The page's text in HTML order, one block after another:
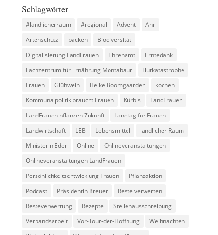
Schlagwörter
#ländlicherraum #regional Advent
Ahr
Artenschutz
backen
Biodiversität
Digitalisierung LandFrauen
Ehrenamt
Erntedank
Fachzentrum für Ernährung Montabaur
Flutkatastrophe
Frauen
Glühwein Heike Boomgaarden
kochen
Kommunalpolitik braucht Frauen
Kürbis
LandFrauen
LandFrauen pflanzen Zukunft
Landtag für Frauen
Landwirtschaft
LEB Lebensmittel
ländlicher Raum
Ministerin Eder
Online
Onlineveranstaltungen
Onlineveranstaltungen LandFrauen
Persönlichkeitsentwicklung Frauen
Pflanzaktion
Podcast
Präsidentin Breuer
Reste verwerten
Resteverwertung
Rezepte
Stellenausschreibung
Verbandsarbeit
Vor-Tour-der-Hoffnung
Weihnachten